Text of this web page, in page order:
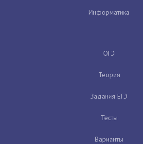
Информатика
ОГЭ
Теория
Задания ЕГЭ
Тесты
Варианты